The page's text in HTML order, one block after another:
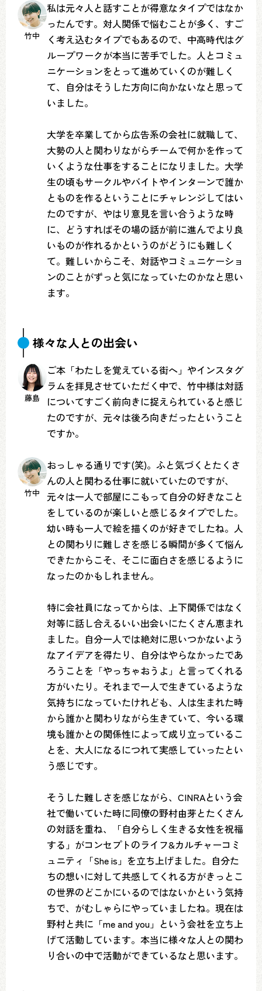
竹中
私は元々人と話すことが得意なタイプではなか
ったんです。対人関係で悩むことが多く、すご
く考え込むタイプでもあるので、中高時代はグ
ループワークが本当に苦手でした。人とコミュ
ニケーションをとって進めていくのが難しく
て、自分はそうした方向に向かないなと思って
いました。
大学を卒業してから広告系の会社に就職して、
大勢の人と関わりながらチームで何かを作って
いくような仕事をすることになりました。大学
生の頃もサークルやバイトやインターンで誰か
とものを作るということにチャレンジしてはい
たのですが、やはり意見を言い合うような時
に、どうすればその場の話が前に進んでより良
いものが作れるかというのがどうにも難しく
て。難しいからこそ、対話やコミュニケーショ
ンのことがずっと気になっていたのかなと思い
ます。
様々な人との出会い
藤島
ご本「わたしを覚えている街へ」やインスタグ
ラムを拝見させていただく中で、竹中様は対話
についてすごく前向きに捉えられていると感じ
たのですが、元々は後ろ向きだったということ
ですか。
竹中
おっしゃる通りです(笑)。ふと気づくとたくさ
んの人と関わる仕事に就いていたのですが、
元々は一人で部屋にこもって自分の好きなこと
をしているのが楽しいと感じるタイプでした。
幼い時も一人で絵を描くのが好きでしたね。人
との関わりに難しさを感じる瞬間が多くて悩ん
できたからこそ、そこに面白さを感じるように
なったのかもしれません。
特に会社員になってからは、上下関係ではなく
対等に話し合えるいい出会いにたくさん恵まれ
ました。自分一人では絶対に思いつかないよう
なアイデアを得たり、自分はやらなかったであ
ろうことを「やっちゃおうよ」と言ってくれる
方がいたり。それまで一人で生きているような
気持ちになっていたけれども、人は生まれた時
から誰かと関わりながら生きていて、今いる環
境も誰かとの関係性によって成り立っているこ
とを、大人になるにつれて実感していったとい
う感じです。
そうした難しさを感じながら、CINRAという会
社で働いていた時に同僚の野村由芽とたくさん
の対話を重ね、「自分らしく生きる女性を祝福
する」がコンセプトのライフ&カルチャーコミ
ュニティ「She is」を立ち上げました。自分た
ちの想いに対して共感してくれる方がきっとこ
の世界のどこかにいるのではないかという気持
ちで、がむしゃらにやっていましたね。現在は
野村と共に「me and you」という会社を立ち上
げて活動しています。本当に様々な人との関わ
り合いの中で活動ができているなと思います。